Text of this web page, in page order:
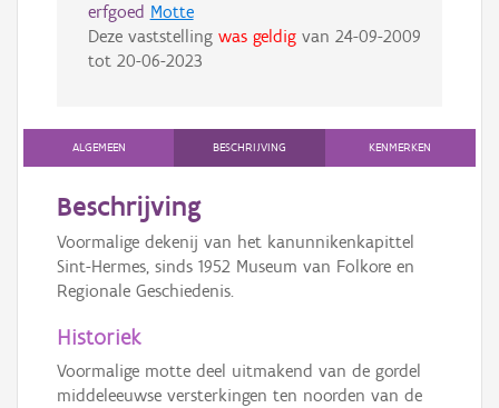
erfgoed Motte
Deze vaststelling was geldigvan 24-09-2009
tot 20-06-2023
ALGEMEEN BESCHRIJVING KENMERKEN
Beschrijving
Voormalige dekenij van het kanunnikenkapittel
Sint-Hermes, sinds 1952 Museum van Folkore en
Regionale Geschiedenis.
Historiek
Voormalige motte deel uitmakend van de gordel
middeleeuwse versterkingen ten noorden van de